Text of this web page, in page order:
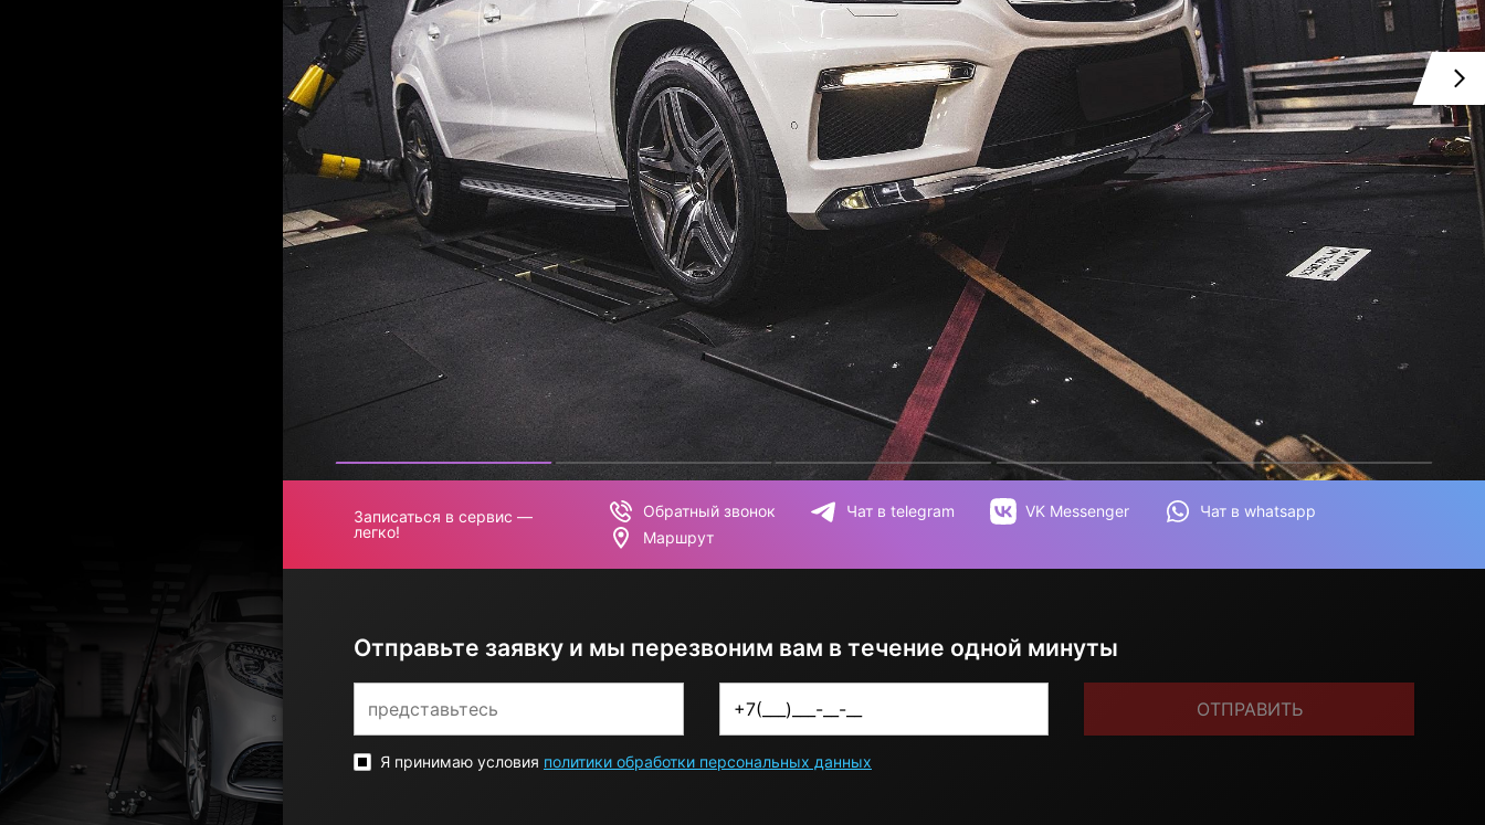
Записаться в сервис —
легко!
Обратный звонок Чат в telegram VK Messenger
Чат в whatsapp
Маршрут
Отправьте заявку и мы перезвоним вам в течение одной минуты
ОТПРАВИТЬ
Я принимаю условия политики обработки персональных данных